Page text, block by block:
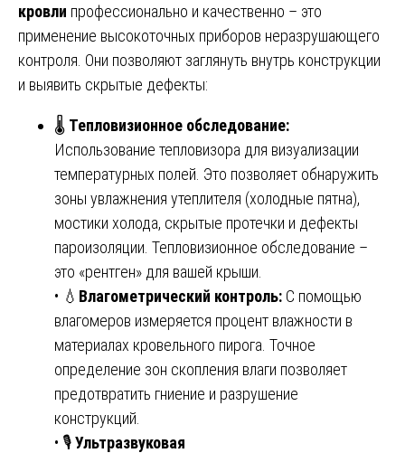
кровли профессионально и качественно – это
применение высокоточных приборов неразрушающего
контроля. Они позволяют заглянуть внутрь конструкции
и выявить скрытые дефекты:
🌡️ Тепловизионное обследование:
Использование тепловизора для визуализации
температурных полей. Это позволяет обнаружить
зоны увлажнения утеплителя (холодные пятна),
мостики холода, скрытые протечки и дефекты
пароизоляции. Тепловизионное обследование –
это «рентген» для вашей крыши.
• 💧 Влагометрический контроль: С помощью
влагомеров измеряется процент влажности в
материалах кровельного пирога. Точное
определение зон скопления влаги позволяет
предотвратить гниение и разрушение
конструкций.
• 🎙️Ультразвуковая